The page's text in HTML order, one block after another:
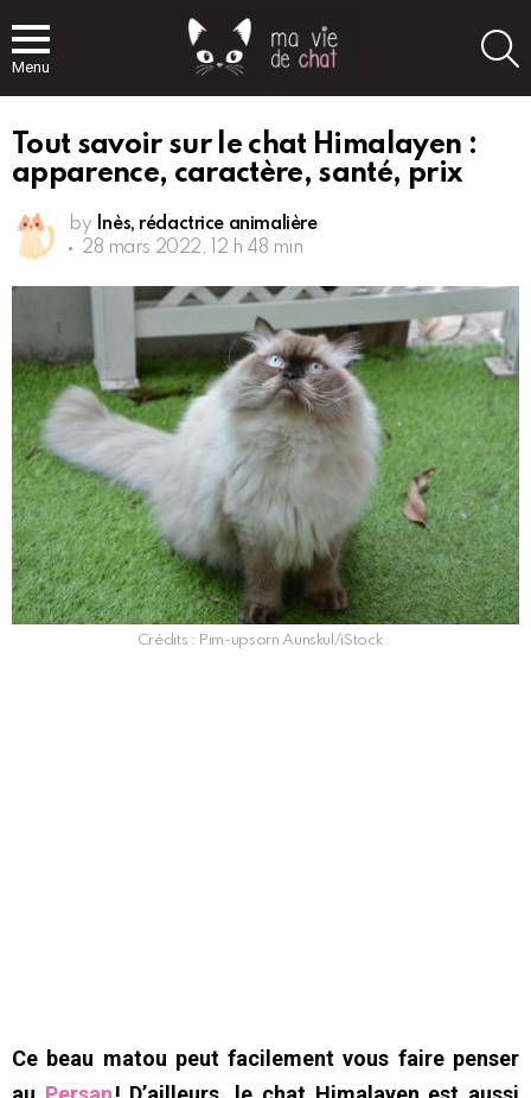
Menu
Tout savoir sur le chat Himalayen :
apparence, caractère, santé, prix
by Inès, rédactrice animalière
28 mars 2022, 12 h 48 min
Crédits : Pim-upsorn Aunskul/iStock
Ce beau matou peut facilement vous faire penser